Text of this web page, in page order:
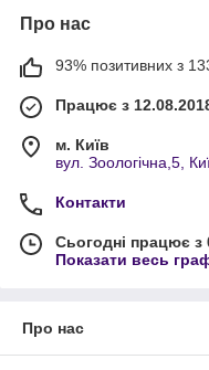
Про нас
93% позитивних з 133
Працює з
м. Київ
вул. Зоологічна,5,
Контакти
Сьогодні працює з
Показати весь
Про нас